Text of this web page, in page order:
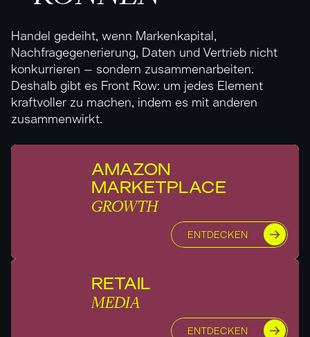
Handel gedeiht, wenn Markenkapital,
Nachfragegenerierung, Daten und Vertrieb nicht
konkurrieren – sondern zusammenarbeiten.
Deshalb gibt es Front Row: um jedes Element
kraftvoller zu machen, indem es mit anderen
zusammenwirkt.
AMAZON
MARKETPLACE
GROWTH
ENTDECKEN
RETAIL
MEDIA
ENTDECKEN